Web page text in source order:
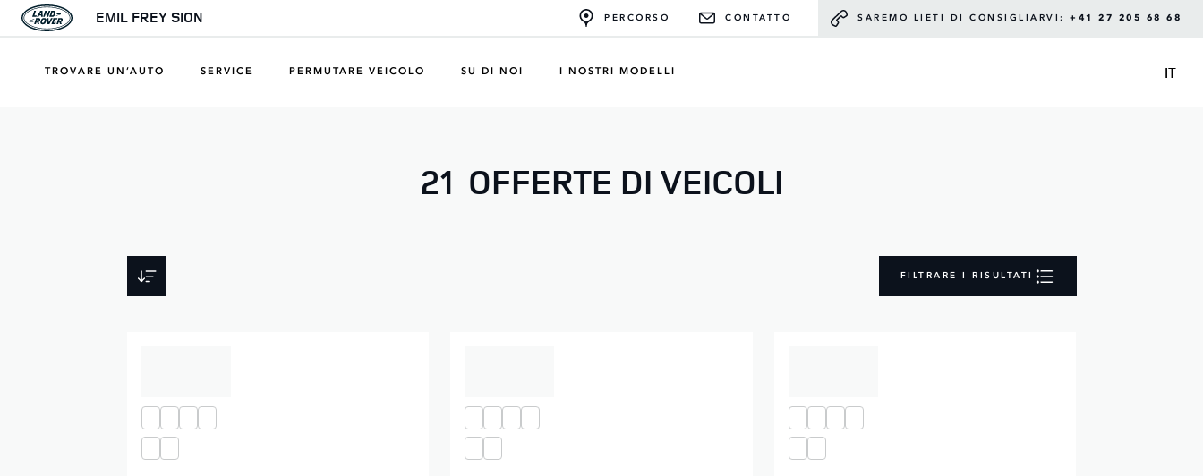
EMIL FREY SION PERCORSO CONTATTO SAREMO LIETI DI CONSIGLIARVI: +41 27 205 68 68
TROVARE UN’AUTO SERVICE PERMUTARE VEICOLO SU DI NOI I NOSTRI MODELLI IT
21 OFFERTE DI VEICOLI
FILTRARE I RISULTATI